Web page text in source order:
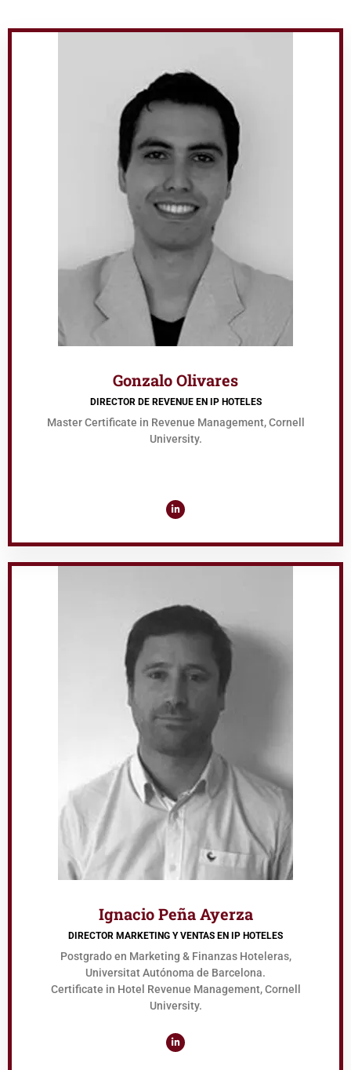
Gonzalo Olivares
DIRECTOR DE REVENUE EN IP HOTELES
Master Certificate in Revenue Management, Cornell
University.
L
i
e
i
Ignacio Peña Ayerza
DIRECTOR MARKETING Y VENTAS EN IP HOTELES
Postgrado en Marketing & Finanzas Hoteleras,
Universitat Autónoma de Barcelona.
Certificate in Hotel Revenue Management, Cornell
University.
L
i
n